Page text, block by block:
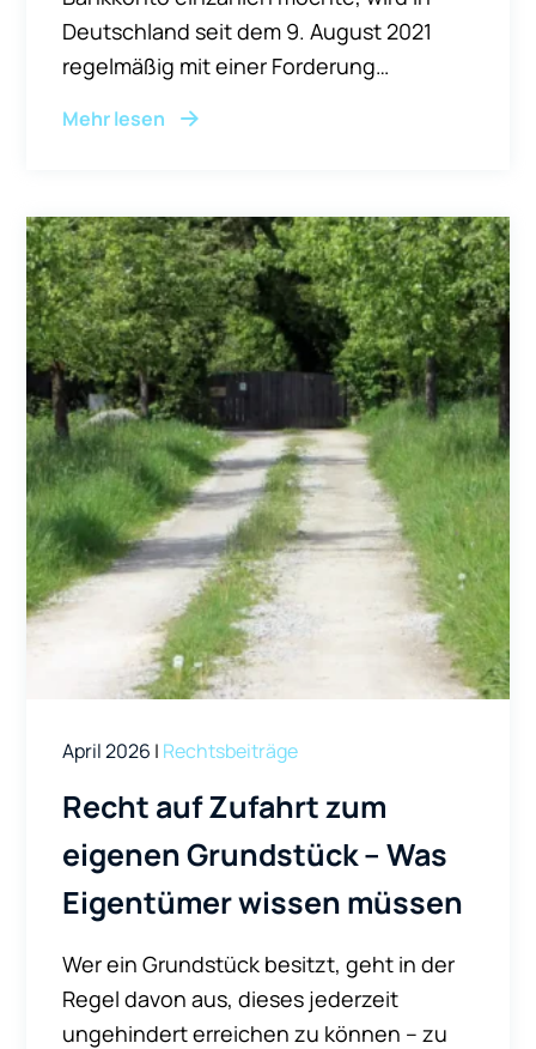
Deutschland seit dem 9. August 2021
regelmäßig mit einer Forderung
Herkunftsnachweis für das Bargeld.
Bundesanstalt für
Finanzdienstleistungsaufsicht (BaFin),
wonach Kreditin
Mehr lesen
April 2026 | Rechtsbeiträge
Recht auf Zufahrt zum
eigenen Grundstück – Was
Eigentümer wissen müssen
Wer ein Grundstück besitzt, geht in der
Regel davon aus, dieses jederzeit
ungehindert erreichen zu können – zu